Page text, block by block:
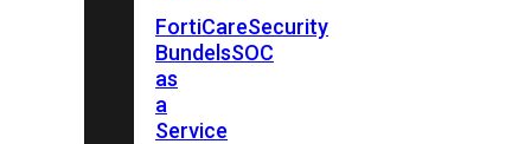
FortiCareSecurity
BundelsSOC
as
a
Service